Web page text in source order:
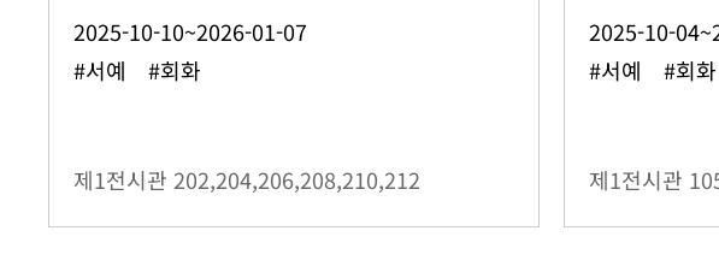
2025-10-10~2026-01-07
#서예 #회화
제1전시관 202,204,206,208,210,212
2025-10-
#서예 #회
제1전시관